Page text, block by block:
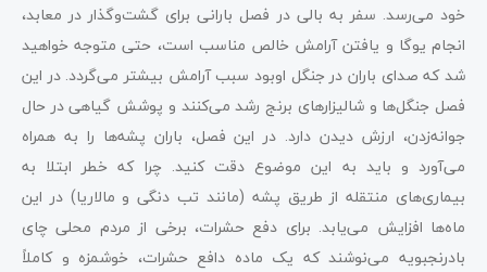
خود می‌رسد. سفر به بالی در فصل بارانی برای گشت‌وگذار در معابد،
انجام یوگا و یافتن آرامش خالص مناسب است، حتی متوجه خواهید
شد که صدای باران در جنگل اوبود سبب آرامش بیشتر می‌گردد. در این
فصل جنگل‌ها و شالیزارهای برنج رشد می‌کنند و پوشش گیاهی در حال
جوانه‌زدن، ارزش دیدن دارد. در این فصل، باران پشه‌ها را به همراه
می‌آورد و باید به این موضوع دقت کنید. چرا که خطر ابتلا به
بیماری‌های منتقله از طریق پشه (مانند تب دنگی و مالاریا) در این
ماه‌ها افزایش می‌یابد. برای دفع حشرات، برخی از مردم محلی چای
بادرنجبویه می‌نوشند که یک ماده دافع حشرات، خوشمزه و کاملاً